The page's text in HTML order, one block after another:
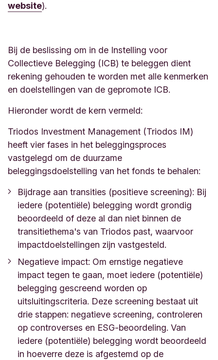
website).​​​​​​​​
Bij de beslissing om in de Instelling voor
Collectieve Belegging (ICB) te beleggen dient
rekening gehouden te worden met alle kenmerken
en doelstellingen van de gepromote ICB.
Hieronder wordt de kern vermeld:
Triodos Investment Management (Triodos IM)
heeft vier fases in het beleggingsproces
vastgelegd om de duurzame
beleggingsdoelstelling van het fonds te behalen:
Bijdrage aan transities (positieve screening): Bij
iedere (potentiële) belegging wordt grondig
beoordeeld of deze al dan niet binnen de
transitiethema's van Triodos past, waarvoor
impactdoelstellingen zijn vastgesteld.
Negatieve impact: Om ernstige negatieve
impact tegen te gaan, moet iedere (potentiële)
belegging gescreend worden op
uitsluitingscriteria. Deze screening bestaat uit
drie stappen: negatieve screening, controleren
op controverses en ESG-beoordeling. Van
iedere (potentiële) belegging wordt beoordeeld
in hoeverre deze is afgestemd op de